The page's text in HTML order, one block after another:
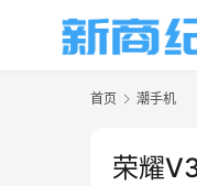
首页 潮手机
荣耀